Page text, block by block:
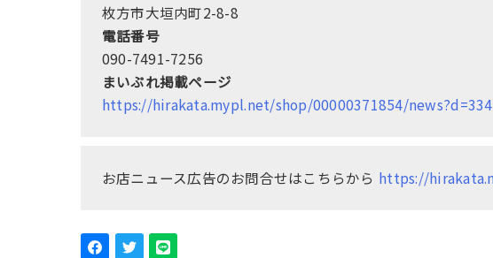
枚方市大垣内町2-8-8
電話番号
090-7491-7256
まいぷれ掲載ページ
https://hirakata.mypl.net/shop/00000371854/
お店ニュース広告のお問合せはこちらから https://